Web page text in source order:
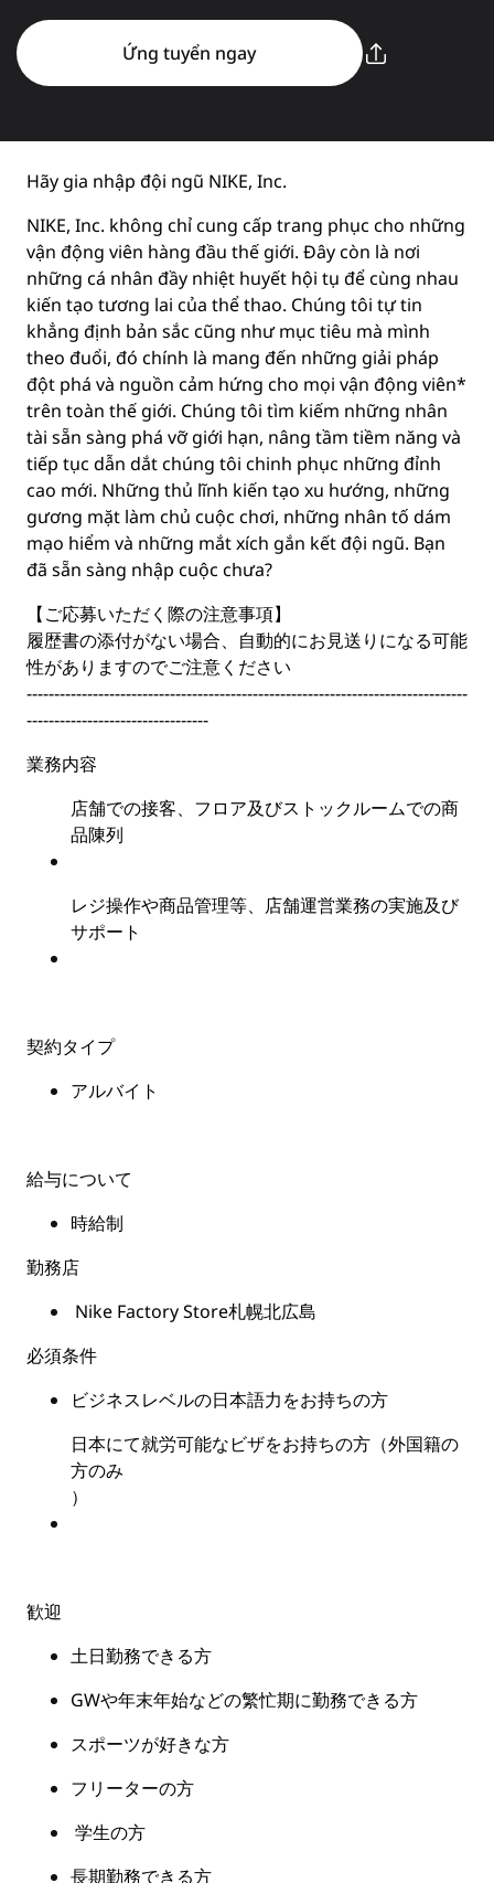
Ứng tuyển ngay
Hãy gia nhập đội ngũ NIKE, Inc.
NIKE, Inc. không chỉ cung cấp trang phục cho những
vận động viên hàng đầu thế giới. Đây còn là nơi
những cá nhân đầy nhiệt huyết hội tụ để cùng nhau
kiến tạo tương lai của thể thao. Chúng tôi tự tin
khẳng định bản sắc cũng như mục tiêu mà mình
theo đuổi, đó chính là mang đến những giải pháp
đột phá và nguồn cảm hứng cho mọi vận động viên*
trên toàn thế giới. Chúng tôi tìm kiếm những nhân
tài sẵn sàng phá vỡ giới hạn, nâng tầm tiềm năng và
tiếp tục dẫn dắt chúng tôi chinh phục những đỉnh
cao mới. Những thủ lĩnh kiến tạo xu hướng, những
gương mặt làm chủ cuộc chơi, những nhân tố dám
mạo hiểm và những mắt xích gắn kết đội ngũ. Bạn
đã sẵn sàng nhập cuộc chưa?
【ご応募いただく際の注意事項】
履歴書の添付がない場合、自動的にお見送りになる可能
性がありますのでご注意ください
--------------------------------------------------------------------------------
---------------------------------
業務内容
店舗での接客、フロア及びストックルームでの商
品陳列
レジ操作や商品管理等、店舗運営業務の実施及び
サポート
契約タイプ
アルバイト
給与について
時給制
勤務店
Nike Factory Store札幌北広島
必須条件
ビジネスレベルの日本語力をお持ちの方
日本にて就労可能なビザをお持ちの方（外国籍の
方のみ
）
歓迎
土日勤務できる方
GWや年末年始などの繁忙期に勤務できる方
スポーツが好きな方
フリーターの方
学生の方
長期勤務できる方